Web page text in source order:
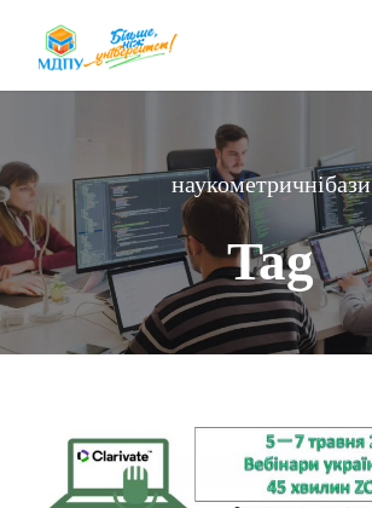
наукометричнібази
Tag